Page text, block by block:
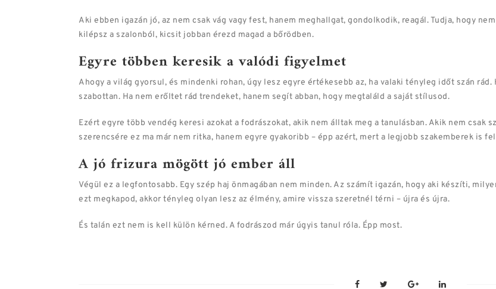
Aki ebben igazán jó, az nem csak vág vagy fest, hanem meghallgat, gondolkodik, reagál. Tudja, hogy
kilépsz a szalonból, kicsit jobban érezd magad a bőrödben.
Egyre többen keresik a valódi figyelmet
Ahogy a világ gyorsul, és mindenki rohan, úgy lesz egyre értékesebb az, ha valaki tényleg időt szán
szabottan. Ha nem erőltet rád trendeket, hanem segít abban, hogy megtaláld a saját stílusod.
Ezért egyre több vendég keresi azokat a fodrászokat, akik nem álltak meg a tanulásban. Akik nem csak
szerencsére ez ma már nem ritka, hanem egyre gyakoribb – épp azért, mert a legjobb szakemberek is
A jó frizura mögött jó ember áll
Végül ez a legfontosabb. Egy szép haj önmagában nem minden. Az számít igazán, hogy aki készíti,
ezt megkapod, akkor tényleg olyan lesz az élmény, amire vissza szeretnél térni – újra és újra.
És talán ezt nem is kell külön kérned. A fodrászod már úgyis tanul róla. Épp most.